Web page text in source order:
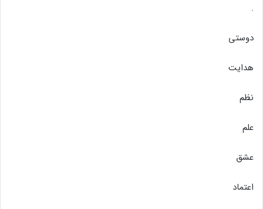
.
دوستی
هدایت
نظم
علم
عشق
اعتماد